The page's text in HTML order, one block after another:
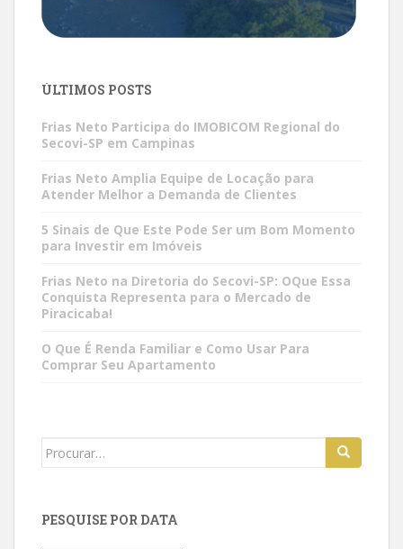
ÚLTIMOS POSTS
Frias Neto Participa do IMOBICOM Regional do
Secovi-SP em Campinas
Frias Neto Amplia Equipe de Locação para
Atender Melhor a Demanda de Clientes
5 Sinais de Que Este Pode Ser um Bom Momento
para Investir em Imóveis
Frias Neto na Diretoria do Secovi-SP: OQue Essa
Conquista Representa para o Mercado de
Piracicaba!
O Que É Renda Familiar e Como Usar Para
Comprar Seu Apartamento
Search
PESQUISE POR DATA